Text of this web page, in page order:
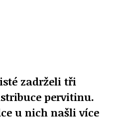
zadrželi tři
pervitinu.
u nich našli více